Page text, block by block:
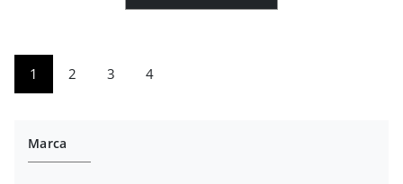
1 2 3 4
Marca